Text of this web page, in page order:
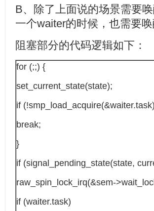
B、除了上面说的场景需要
一个waiter的时候，也需要
阻塞部分的代码逻辑如下：
for (;;) {
set_current_state(state);
if
break;
}
if (signal_pending_state(state,
raw_spin_lock_irq(&sem-
if (waiter.task)